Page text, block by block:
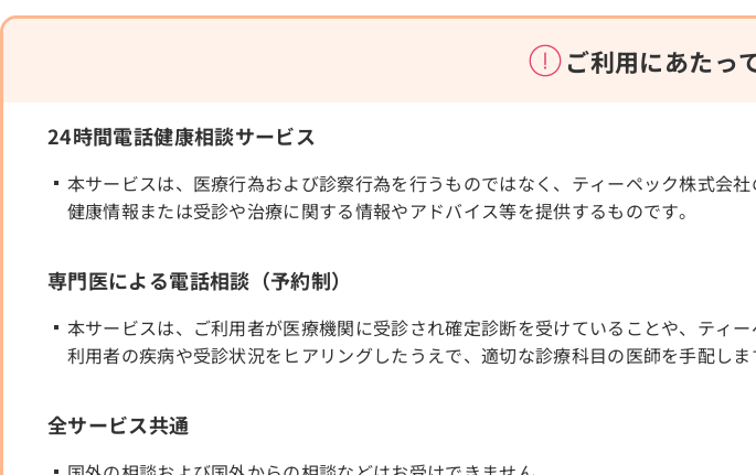
ご利用にあたっ
24時間電話健康相談サービス
本サービスは、医療行為および診察行為を行うものではなく、ティーペック株式会
健康情報または受診や治療に関する情報やアドバイス等を提供するものです。
専門医による電話相談（予約制）
本サービスは、ご利用者が医療機関に受診され確定診断を受けていることや、ティ
利用者の疾病や受診状況をヒアリングしたうえで、適切な診療科目の医師を手配しま
全サービス共通